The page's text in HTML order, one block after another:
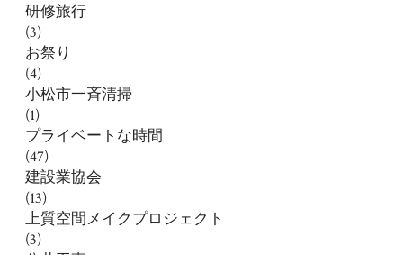
研修旅行
(3)
お祭り
(4)
小松市一斉清掃
(1)
プライベートな時間
(47)
建設業協会
(13)
上質空間メイクプロジェクト
(3)